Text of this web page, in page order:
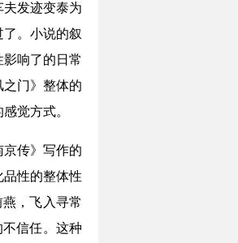
发迹变泰为
。小说的叙
响了的日常
门》整体的
觉方式。
传》写作的
性的整体性
，飞入寻常
信任。这种